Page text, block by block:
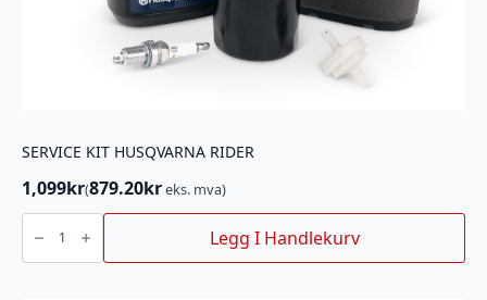
SERVICE KIT HUSQVARNA RIDER
1,099kr(879.20kreks. mva)
SERVICE
HUSQVARNA
RIDER
Legg I Handlekurv